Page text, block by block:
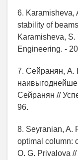
6. Karamisheva,
stability of
Karamisheva, S.
Engineering. -
7. Сейранян, А.
Сейранян //
96.
8. Seyranian, A.
optimal column:
O. G. Privalova